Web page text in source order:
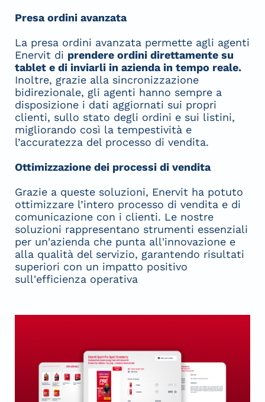
Presa ordini avanzata
La presa ordini avanzata permette agli agenti
Enervit di prendere ordini direttamente su
tablet e di inviarli in azienda in tempo reale.
Inoltre, grazie alla sincronizzazione
bidirezionale, gli agenti hanno sempre a
disposizione i dati aggiornati sui propri
clienti, sullo stato degli ordini e sui listini,
migliorando così la tempestività e
l’accuratezza del processo di vendita.
Ottimizzazione dei processi di vendita
Grazie a queste soluzioni, Enervit ha potuto
ottimizzare l’intero processo di vendita e di
comunicazione con i clienti. Le nostre
soluzioni rappresentano strumenti essenziali
per un'azienda che punta all'innovazione e
alla qualità del servizio, garantendo risultati
superiori con un impatto positivo
sull'efficienza operativa